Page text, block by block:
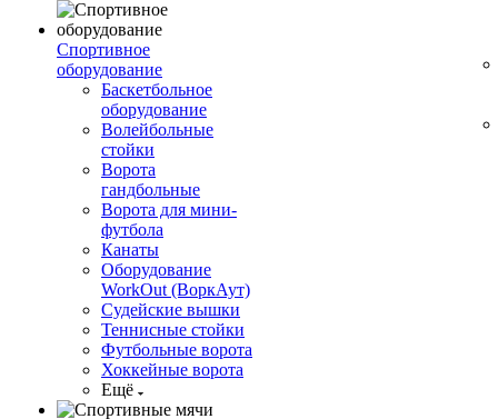
Спортивное
оборудование
Баскетбольное
оборудование
Волейбольные
стойки
Ворота
гандбольные
Ворота для мини-
футбола
Канаты
Оборудование
WorkOut (ВоркАут)
Судейские вышки
Теннисные стойки
Футбольные ворота
Хоккейные ворота
Ещё